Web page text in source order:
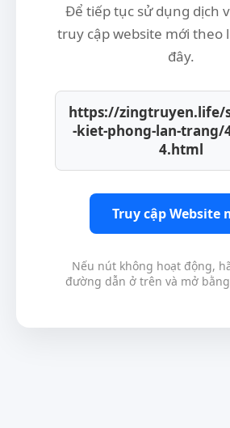
Để tiếp tục sử dụng dịch
truy cập website mới theo
đây.
https://
-kiet-phong-lan-trang/
4.html
Truy cập Website
Nếu nút không hoạt động,
đường dẫn ở trên và mở